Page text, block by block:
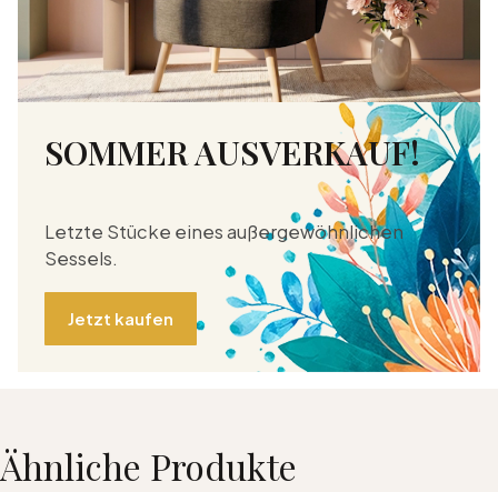
SOMMER AUSVERKAUF!
Letzte Stücke eines außergewöhnlichen
Sessels.
Jetzt kaufen
Ähnliche Produkte